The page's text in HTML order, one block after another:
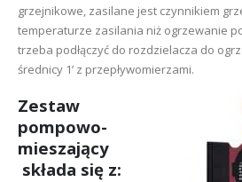
grzejnikowe, zasilane jest czynnikiem
temperaturze zasilania niż ogrzewanie
trzeba podłączyć do rozdzielacza do
średnicy 1’ z przepływomierzami.
Zestaw
pompowo-
mieszający
składa się z: